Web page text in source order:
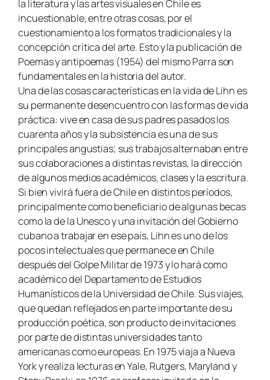
la literatura y las artes visuales en Chile es
incuestionable, entre otras cosas, por el
cuestionamiento a los formatos tradicionales y la
concepción crítica del arte. Esto y la publicación de
Poemas y antipoemas (1954) del mismo Parra son
fundamentales en la historia del autor.
Una de las cosas características en la vida de Lihn es
su permanente desencuentro con las formas de vida
práctica: vive en casa de sus padres pasados los
cuarenta años y la subsistencia es una de sus
principales angustias; sus trabajos alternaban entre
sus colaboraciones a distintas revistas, la dirección
de algunos medios académicos, clases y la escritura.
Si bien vivirá fuera de Chile en distintos períodos,
principalmente como beneficiario de algunas becas
como la de la Unesco y una invitación del Gobierno
cubano a trabajar en ese país, Lihn es uno de los
pocos intelectuales que permanece en Chile
después del Golpe Militar de 1973 y lo hará como
académico del Departamento de Estudios
Humanísticos de la Universidad de Chile. Sus viajes,
que quedan reflejados en parte importante de su
producción poética, son producto de invitaciones
por parte de distintas universidades tanto
americanas como europeas. En 1975 viaja a Nueva
York y realiza lecturas en Yale, Rutgers, Maryland y